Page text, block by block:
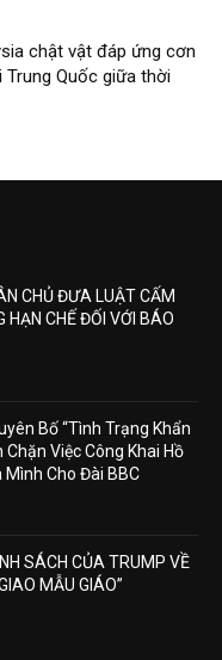
chật vật đáp ứng cơn
Quốc giữa thời
CHỦ ĐƯA LUẬT CẤM
HẠN CHẾ ĐỐI VỚI BÁO
Bố “Tình Trạng Khẩn
Chặn Việc Công Khai Hồ
Mình Cho Đài BBC
SÁCH CỦA TRUMP VỀ
MẪU GIÁO”